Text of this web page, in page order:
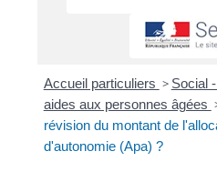
Accueil particuliers > Social
aides aux personnes âgées
révision du montant de
d'autonomie (Apa) ?